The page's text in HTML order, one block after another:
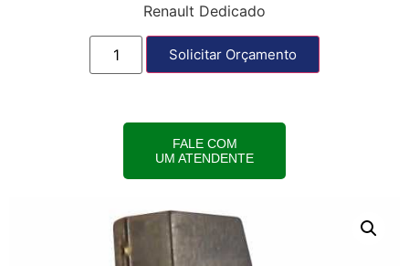
Renault Dedicado
Solicitar Orçamento
FALE COM
UM ATENDENTE